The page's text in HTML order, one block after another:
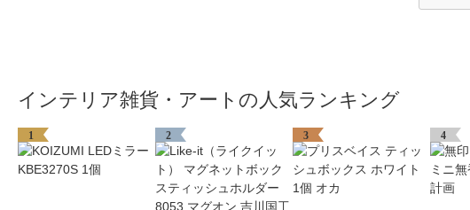
インテリア雑貨・アートの人気ランキング
1 2 3 4